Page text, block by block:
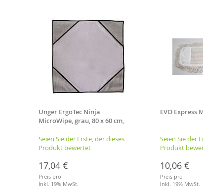
Unger ErgoTec Ninja
MicroWipe, grau, 80 x 60 cm,
Seien Sie der Erste, der dieses
Produkt bewertet
17,04 €
Preis pro
Inkl. 19% MwSt.
EVO Express
Seien Sie der
Produkt
10,06 €
Preis pro
Inkl. 19% MwSt.